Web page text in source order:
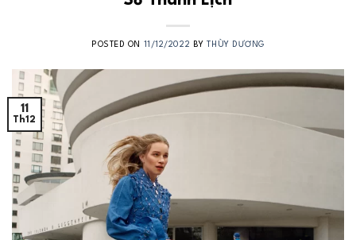
POSTED ON 11/12/2022 BY THÙY DƯƠNG
11
Th12